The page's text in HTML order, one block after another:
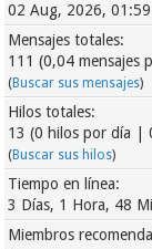
02 Aug, 2026,
Mensajes totales:
111 (0,04 mensajes
(Buscar sus mensajes)
Hilos totales:
13 (0 hilos por día |
(Buscar sus hilos)
Tiempo en línea:
3 Días, 1 Hora, 48
Miembros